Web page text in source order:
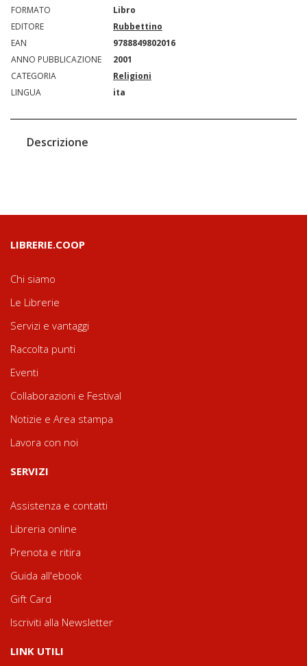
FORMATO
Libro
EDITORE
Rubbettino
EAN
9788849802016
ANNO PUBBLICAZIONE
2001
CATEGORIA
Religioni
LINGUA
ita
Descrizione
LIBRERIE.COOP
Chi siamo
Le Librerie
Servizi e vantaggi
Raccolta punti
Eventi
Collaborazioni e Festival
Notizie e Area stampa
Lavora con noi
SERVIZI
Assistenza e contatti
Libreria online
Prenota e ritira
Guida all'ebook
Gift Card
Iscriviti alla Newsletter
LINK UTILI